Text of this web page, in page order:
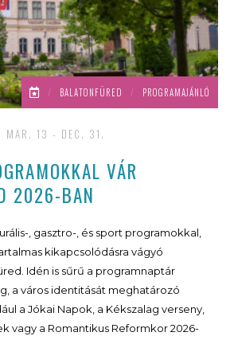
/ BALATONFÜRED / PROGRAMAJÁNLÓ
13 - DEC. 31.
VÁR
2026-BAN
, gasztro-, és sport programokkal,
kikapcsolódásra vágyó
Idén is sűrű a programnaptár
a város identitását meghatározó
a Jókai Napok, a Kékszalag verseny,
vagy a Romantikus Reformkor 2026-